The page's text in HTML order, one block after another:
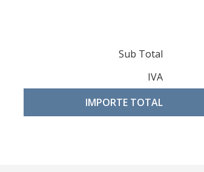
Sub Total
IVA
IMPORTE TOTAL